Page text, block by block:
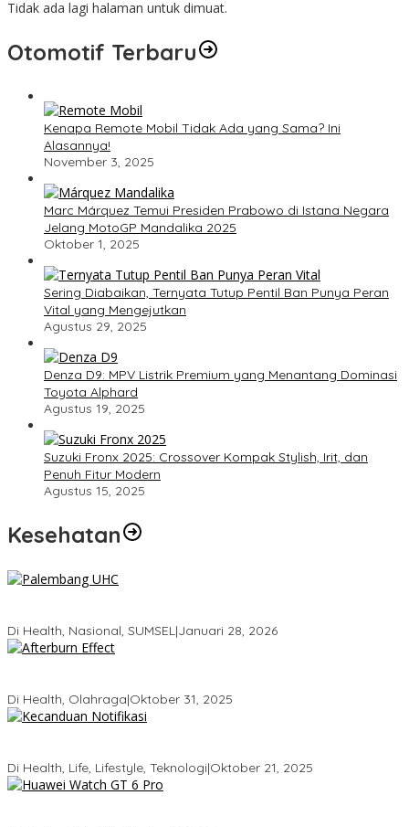
Tidak ada lagi halaman untuk dimuat.
Otomotif Terbaru
Kenapa Remote Mobil Tidak Ada yang Sama? Ini
Alasannya!
November 3, 2025
Marc Márquez Temui Presiden Prabowo di Istana Negara
Jelang MotoGP Mandalika 2025
Oktober 1, 2025
Sering Diabaikan, Ternyata Tutup Pentil Ban Punya Peran
Vital yang Mengejutkan
Agustus 29, 2025
Denza D9: MPV Listrik Premium yang Menantang Dominasi
Toyota Alphard
Agustus 19, 2025
Suzuki Fronx 2025: Crossover Kompak Stylish, Irit, dan
Penuh Fitur Modern
Agustus 15, 2025
Kesehatan
Di Health, Nasional, SUMSEL|Januari 28, 2026
Di Health, Olahraga|Oktober 31, 2025
Di Health, Life, Lifestyle, Teknologi|Oktober 21, 2025